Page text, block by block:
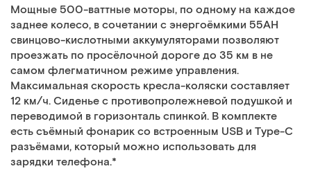
Мощные 500-ваттные моторы, по одному на каждое
заднее колесо, в сочетании с энергоёмкими 55АН
свинцово-кислотными аккумуляторами позволяют
проезжать по просёлочной дороге до 35 км в не
самом флегматичном режиме управления.
Максимальная скорость кресла-коляски составляет
12 км/ч.Сиденье с противопролежневой подушкой и
переводимой в горизонталь спинкой. В комплекте
есть съёмный фонарик со встроенным USB и Type-C
разъёмами, который можно использовать для
зарядки телефона.*